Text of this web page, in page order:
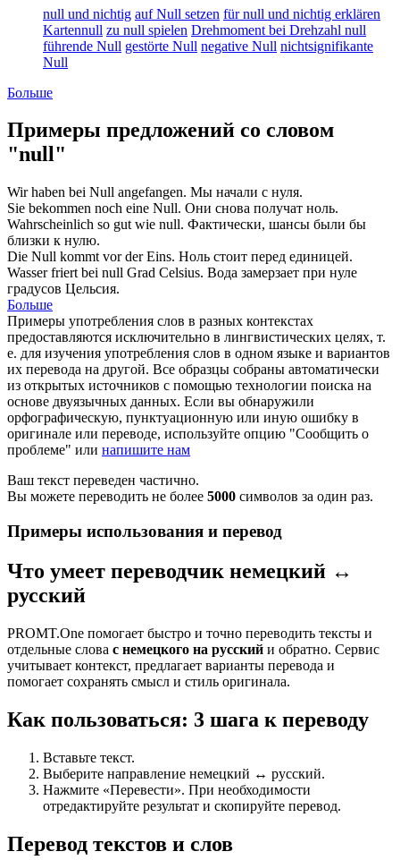
null und nichtig auf Null setzen für null und nichtig erklären
Kartennull zu null spielen Drehmoment bei Drehzahl null
führende Null gestörte Null negative Null nichtsignifikante
Null
Больше
Примеры предложений со словом
"null"
Wir haben bei Null angefangen. Мы начали с нуля.
Sie bekommen noch eine Null. Они снова получат ноль.
Wahrscheinlich so gut wie null. Фактически, шансы были бы
близки к нулю.
Die Null kommt vor der Eins. Ноль стоит перед единицей.
Wasser friert bei null Grad Celsius. Вода замерзает при нуле
градусов Цельсия.
Больше
Примеры употребления слов в разных контекстах
предоставляются исключительно в лингвистических целях, т.
е. для изучения употребления слов в одном языке и вариантов
их перевода на другой. Все образцы собраны автоматически
из открытых источников с помощью технологии поиска на
основе двуязычных данных. Если вы обнаружили
орфографическую, пунктуационную или иную ошибку в
оригинале или переводе, используйте опцию "Сообщить о
проблеме" или напишите нам
Ваш текст переведен частично.
Вы можете переводить не более 5000 символов за один раз.
Примеры использования и перевод
Что умеет переводчик немецкий ↔
русский
PROMT.One помогает быстро и точно переводить тексты и
отдельные слова с немецкого на русский и обратно. Сервис
учитывает контекст, предлагает варианты перевода и
помогает сохранять смысл и стиль оригинала.
Как пользоваться: 3 шага к переводу
Вставьте текст.
Выберите направление немецкий ↔ русский.
Нажмите «Перевести». При необходимости
отредактируйте результат и скопируйте перевод.
Перевод текстов и слов